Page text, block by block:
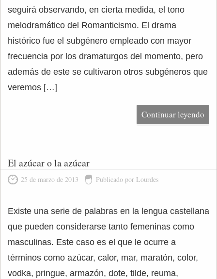
seguirá observando, en cierta medida, el tono
melodramático del Romanticismo. El drama
histórico fue el subgénero empleado con mayor
frecuencia por los dramaturgos del momento, pero
además de este se cultivaron otros subgéneros que
veremos […]
Continuar leyendo
El azúcar o la azúcar
25 de marzo de 2013 Publicado por Lourdes
Existe una serie de palabras en la lengua castellana
que pueden considerarse tanto femeninas como
masculinas. Este caso es el que le ocurre a
términos como azúcar, calor, mar, maratón, color,
vodka, pringue, armazón, dote, tilde, reuma,